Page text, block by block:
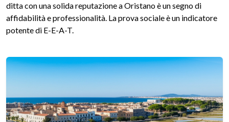
ditta con una solida reputazione a Oristano è un segno di
affidabilità e professionalità. La prova sociale è un indicatore
potente di E-E-A-T.